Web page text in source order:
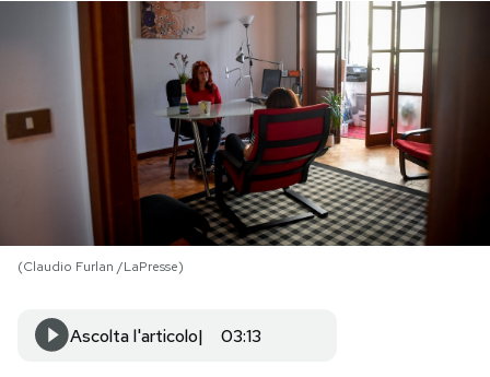
Economia
Sport
Altrecose
Mondiali calcio 2026
PODCAST
NEWSLETTER
(Claudio Furlan /LaPresse)
Ascolta l'articolo 03:13